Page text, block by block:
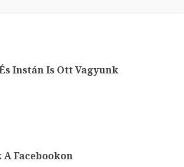
Instán Is Ott Vagyunk
Facebookon